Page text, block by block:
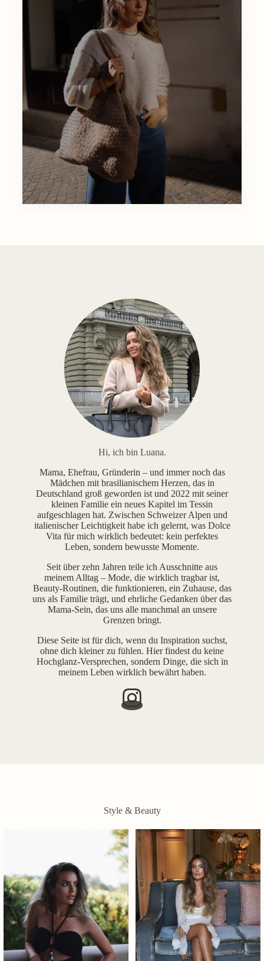
Hi, ich bin Luana.
Mama, Ehefrau, Gründerin – und immer noch das
Mädchen mit brasilianischem Herzen, das in
Deutschland groß geworden ist und 2022 mit seiner
kleinen Familie ein neues Kapitel im Tessin
aufgeschlagen hat. Zwischen Schweizer Alpen und
italienischer Leichtigkeit habe ich gelernt, was Dolce
Vita für mich wirklich bedeutet: kein perfektes
Leben, sondern bewusste Momente.
Seit über zehn Jahren teile ich Ausschnitte aus
meinem Alltag – Mode, die wirklich tragbar ist,
Beauty-Routinen, die funktionieren, ein Zuhause, das
uns als Familie trägt, und ehrliche Gedanken über das
Mama-Sein, das uns alle manchmal an unsere
Grenzen bringt.
Diese Seite ist für dich, wenn du Inspiration suchst,
ohne dich kleiner zu fühlen. Hier findest du keine
Hochglanz-Versprechen, sondern Dinge, die sich in
meinem Leben wirklich bewährt haben.
Style & Beauty